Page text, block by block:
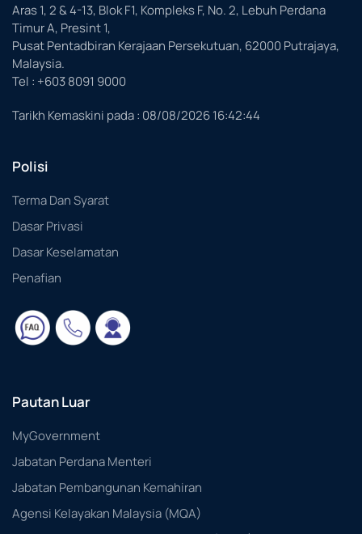
Aras 1, 2 & 4-13, Blok F1, Kompleks F, No. 2, Lebuh Perdana
Timur A, Presint 1,
Pusat Pentadbiran Kerajaan Persekutuan, 62000 Putrajaya,
Malaysia.
Tel : +603 8091 9000
Tarikh Kemaskini pada : 08/08/2026 16:42:44
Polisi
Terma Dan Syarat
Dasar Privasi
Dasar Keselamatan
Penafian
Pautan Luar
MyGovernment
Jabatan Perdana Menteri
Jabatan Pembangunan Kemahiran
Agensi Kelayakan Malaysia (MQA)